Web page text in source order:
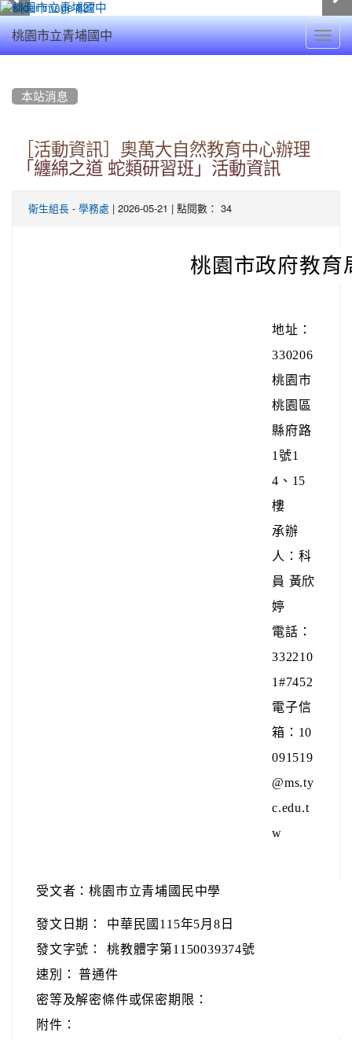
桃園市立青埔國中
本站消息
［活動資訊］奧萬大自然教育中心辦理
「纏綿之道 蛇類研習班」活動資訊
衛生組長 - 學務處 | 2026-05-21 | 點閱數： 34
桃園市政府教育
地址：
330206
桃園市
桃園區
縣府路
1號1
4、15
樓
承辦
人：科
員 黃欣
婷
電話：
332210
1#7452
電子信
箱：10
091519
@ms.ty
c.edu.t
w
受文者：桃園市立青埔國民中學
發文日期：
中華民國115年5月8日
發文字號：
桃教體字第1150039374號
速別： 普通件
密等及解密條件或保密期限：
附件：